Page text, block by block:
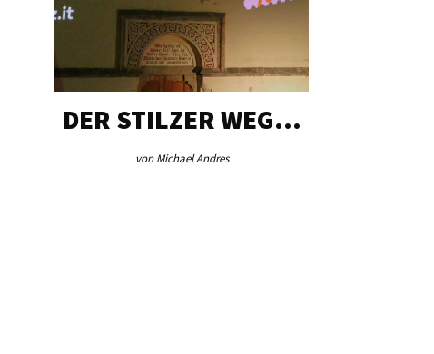
DER STILZER WEG…
von Michael Andres